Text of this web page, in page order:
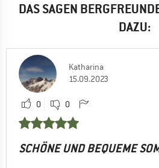
DAS SAGEN
DAZU:
Katharina
15.09.2023
0 0
SCHÖNE UND BEQUEME